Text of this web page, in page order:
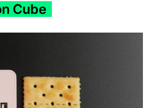
Cube